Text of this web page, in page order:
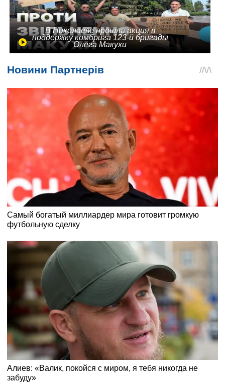
В Николаеве прошла акция в
поддержку комбрига 123-й бригады
Олега Макухи